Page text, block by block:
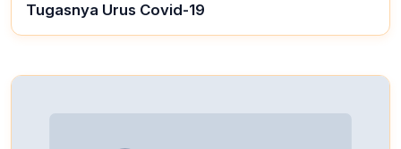
Tugasnya Urus Covid-19